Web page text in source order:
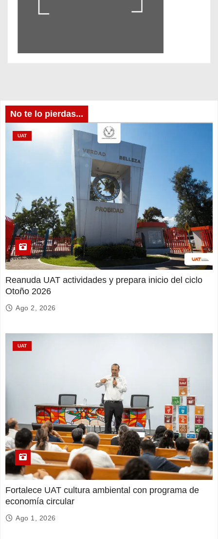
No te lo pierdas...
UAT
Reanuda UAT actividades y prepara inicio del ciclo
Otoño 2026
Ago 2, 2026
UAT
Fortalece UAT cultura ambiental con programa de
economía circular
Ago 1, 2026